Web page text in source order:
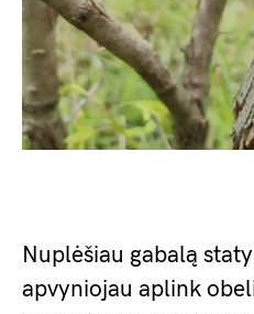
Nuplėšiau gabalą
apvyniojau aplink